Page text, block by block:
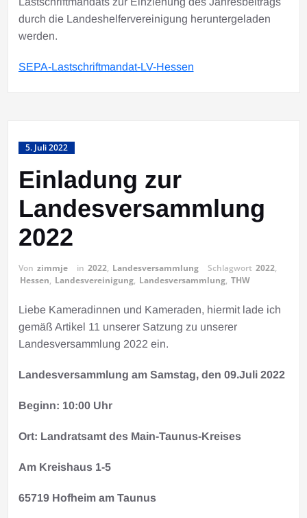
durch die Landeshelfervereinigung heruntergeladen
werden.
SEPA-Lastschriftmandat-LV-Hessen
5. Juli 2022
Einladung zur
Landesversammlung
2022
Von zimmje in 2022, Landesversammlung Schlagwort 2022,
Hessen, Landesvereinigung, Landesversammlung, THW
Liebe Kameradinnen und Kameraden, hiermit lade ich
gemäß Artikel 11 unserer Satzung zu unserer
Landesversammlung 2022 ein.
Landesversammlung am Samstag, den 09.Juli 2022
Beginn: 10:00 Uhr
Ort: Landratsamt des Main-Taunus-Kreises
Am Kreishaus 1-5
65719 Hofheim am Taunus